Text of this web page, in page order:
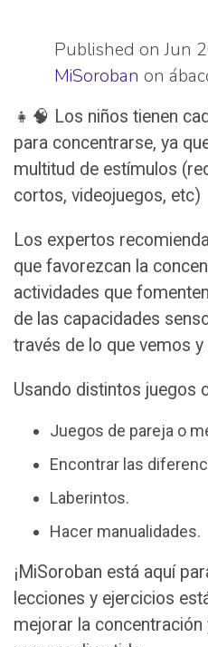
Published on Jun
MiSoroban on
👧🧠 Los niños tienen
para concentrarse, ya
multitud de estímulos
cortos, videojuegos, etc)
Los expertos
que favorezcan la
actividades que
de las capacidades
través de lo que vemos
Usando distintos juegos
Juegos de pareja o
Encontrar las
Laberintos.
Hacer manualidades.
¡MiSoroban está aquí
lecciones y ejercicios
mejorar la